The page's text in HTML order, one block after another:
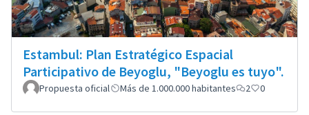
Estambul: Plan Estratégico Espacial
Participativo de Beyoglu, "Beyoglu es tuyo".
Propuesta oficial Más de 1.000.000 habitantes 2 0